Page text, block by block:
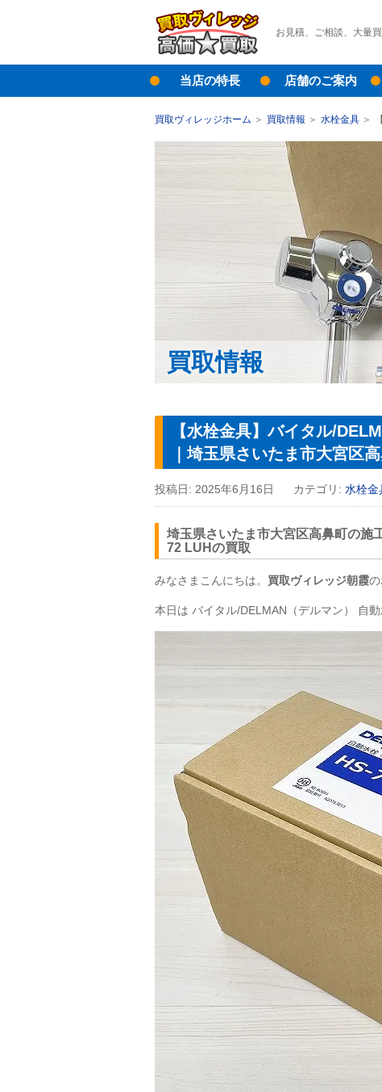
お見積、ご相談、大量
当店の特長 店舗のご案内
買取ヴィレッジホーム 買取情報 水栓金具
買取情報
【水栓金具】バイタル/
｜埼玉県さいたま市大宮区
投稿日: 2025年6月16日 カテゴリ: 水栓金
埼玉県さいたま市大宮区高鼻町の施
72 LUHの買取
みなさまこんにちは。 買取ヴィレッジ朝霞
本日は バイタル/DELMAN（デルマン） 自